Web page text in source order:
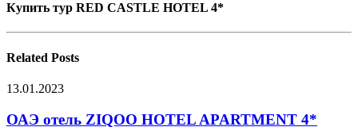
Купить тур RED CASTLE HOTEL 4*
Related Posts
13.01.2023
ОАЭ отель ZIQOO HOTEL APARTMENT 4*